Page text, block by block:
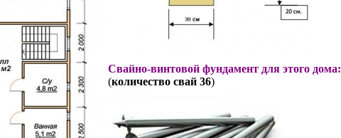
Свайно-винтовой фундамент для этого дома:
(количество свай 36)